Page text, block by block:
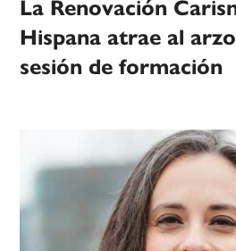
La Renovación
Hispana atrae al
sesión de formación